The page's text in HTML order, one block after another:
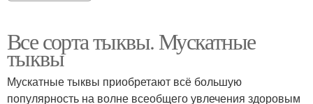
Все сорта тыквы. Мускатные
тыквы
Мускатные тыквы приобретают всё большую
популярность на волне всеобщего увлечения здоровым